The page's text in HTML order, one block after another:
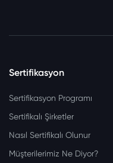
Sertifikasyon
Sertifikasyon Programı
Sertifikalı Şirketler
Nasıl Sertifikalı Olunur
Müşterilerimiz Ne Diyor?